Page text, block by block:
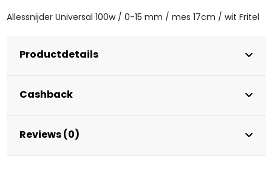
Allessnijder Universal 100w / 0-15 mm / mes 17cm / wit Fritel
Productdetails
Cashback
Reviews (0)